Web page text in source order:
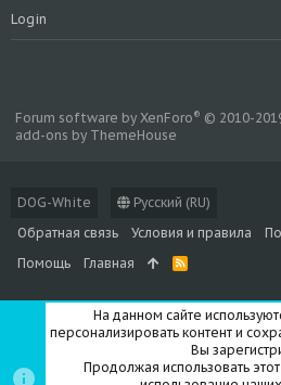
Login
DOG-White
Русский (RU)
Обратная связь
Условия и правила
Помощь
Главная
R
S
Forum software by XenForo® © 2010-
add-ons by ThemeHouse
На данном сайте
персонализировать контент и
Вы
Продолжая использовать